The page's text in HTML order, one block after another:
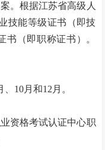
。根据江苏省高级人
技能等级证书（即技
（即职称证书）。
10月和12月。
资格考试认证中心职